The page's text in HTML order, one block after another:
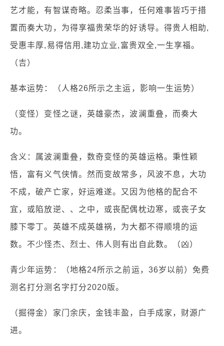
艺才能，有智谋奇略。忍柔当事，任何难事皆巧于措
置而奏大功，为得享福贵荣华的好诱导。得贵人相助,
受惠丰厚,易得信用,建功立业,富贵双全,一生享福。
（吉）
基本运势：（人格26所示之主运，影响一生运势）
（变怪）变怪之谜，英雄豪杰，波澜重叠，而奏大
功。
含义：属波澜重叠，数奇变怪的英雄运格。秉性颖
悟，富有义气侠情。然而变故常多，风波不息，大功
不成，破产亡家，好运难遂。又因为他格的配合不
宜，或陷放逆、、之中，或丧配偶枕边寒，或丧子女
膝下零丁。英雄不成英雄祸，为大都不得顺境的运
数。不少怪杰、烈士、伟人则有出自此数。（凶）
青少年运势：（地格24所示之前运，36岁以前）免费
测名打分测名字打分2020版。
（掘得金）家门余庆，金钱丰盈，白手成家，财源广
进。